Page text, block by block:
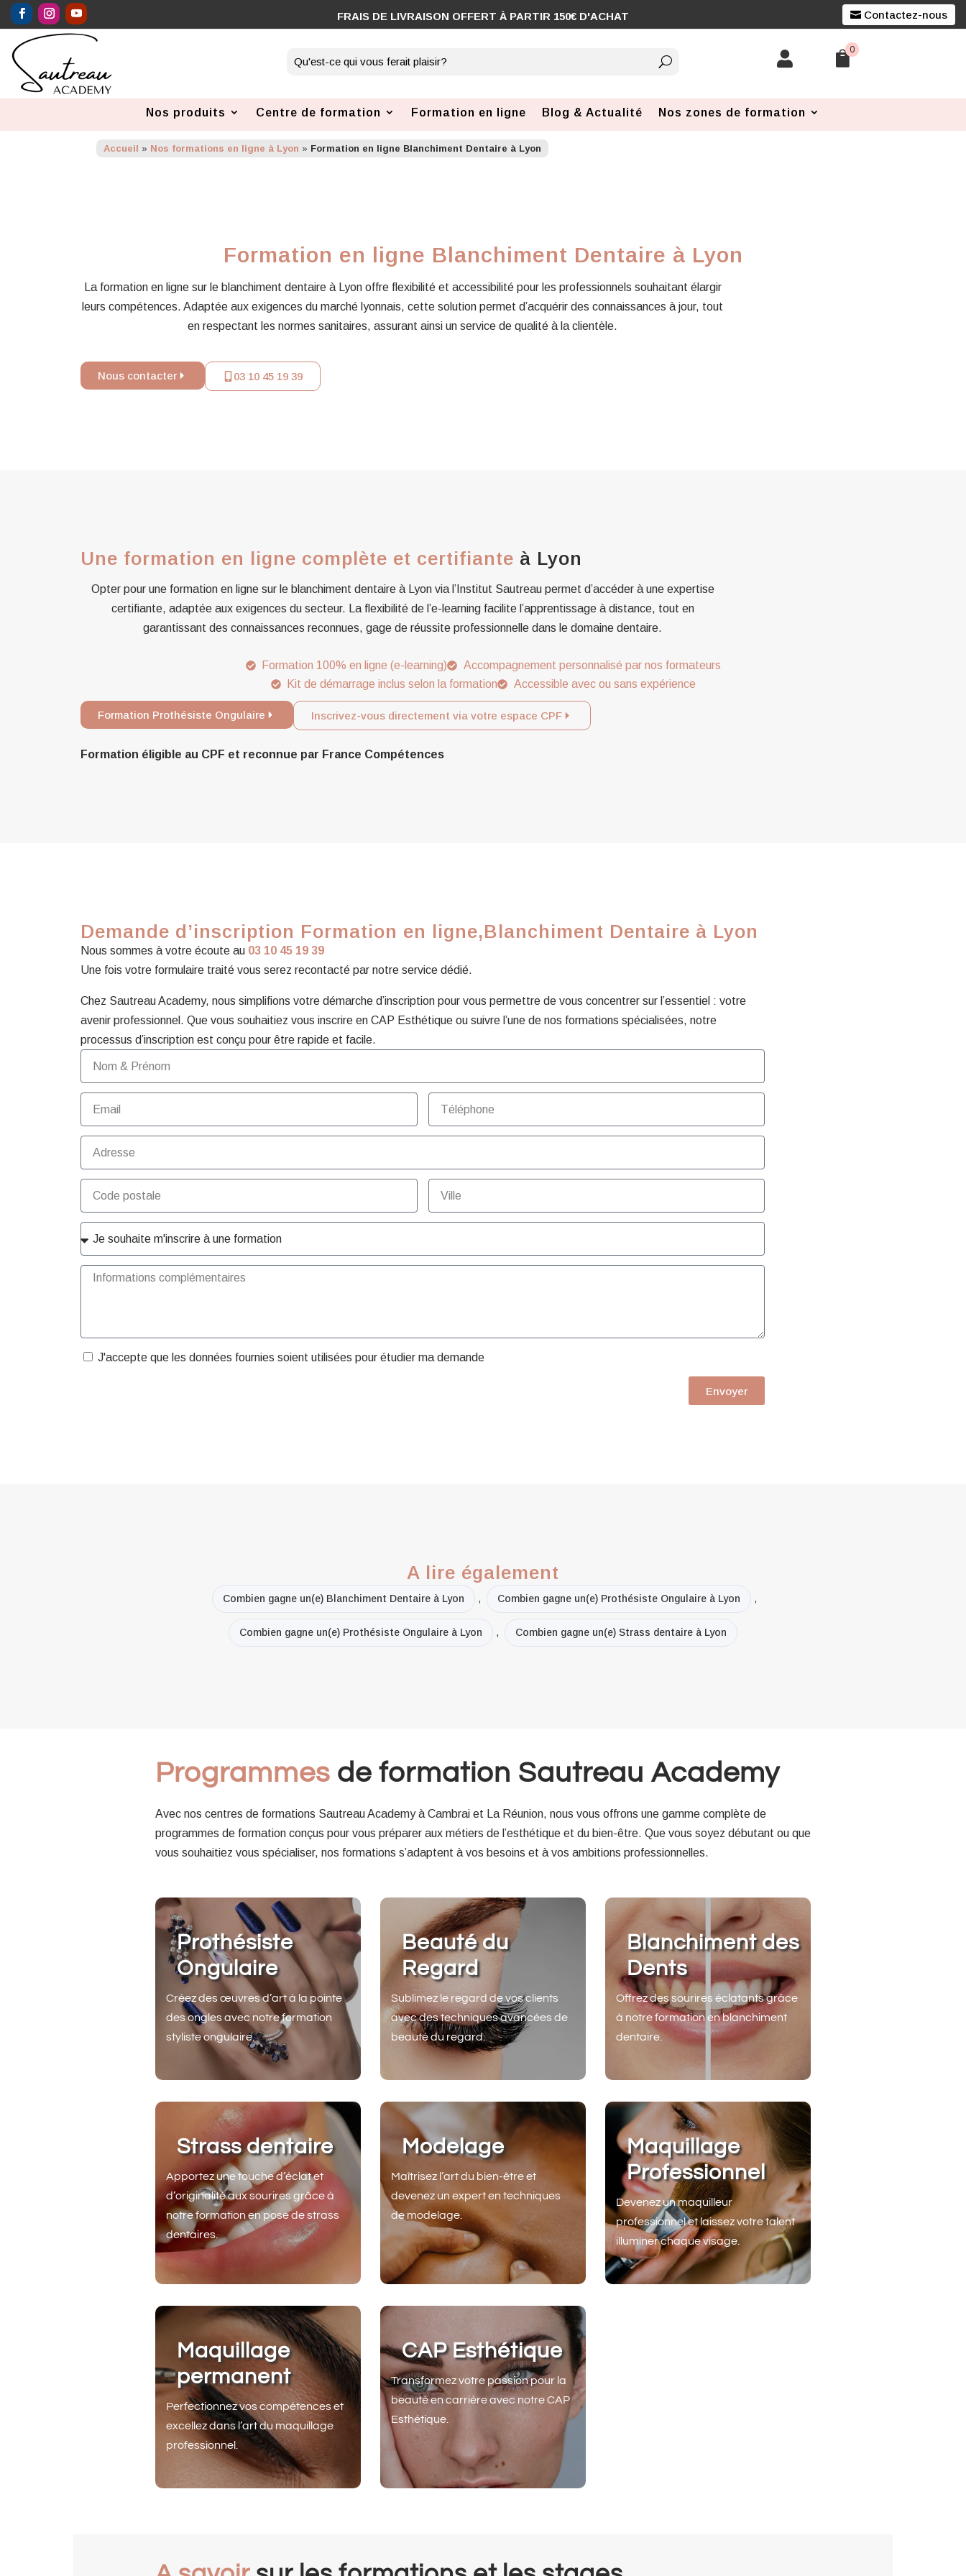
COMMANDE AVANT 12H, EXPÉDIÉE SOUS 48H Contactez-nous
 0
Nos produits Centre de formation Formation en ligne Blog & Actualité Nos zones de formation
Accueil » Nos formations en ligne à Lyon » Formation en ligne Blanchiment Dentaire à Lyon
Formation en ligne Blanchiment Dentaire à Lyon
La formation en ligne sur le blanchiment dentaire à Lyon offre flexibilité et accessibilité pour les professionnels souhaitant élargir
leurs compétences. Adaptée aux exigences du marché lyonnais, cette solution permet d’acquérir des connaissances à jour, tout
en respectant les normes sanitaires, assurant ainsi un service de qualité à la clientèle.
Nous contacter 03 10 45 19 39
Une formation en ligne complète et certifiante à Lyon
Opter pour une formation en ligne sur le blanchiment dentaire à Lyon via l’Institut Sautreau permet d’accéder à une expertise
certifiante, adaptée aux exigences du secteur. La flexibilité de l’e-learning facilite l’apprentissage à distance, tout en
garantissant des connaissances reconnues, gage de réussite professionnelle dans le domaine dentaire.
Formation 100% en ligne (e-learning)
Accompagnement personnalisé par nos formateurs
Kit de démarrage inclus selon la formation
Accessible avec ou sans expérience
Formation Prothésiste Ongulaire Inscrivez-vous directement via votre espace CPF
Formation éligible au CPF et reconnue par France Compétences
Demande d’inscription Formation en ligne,Blanchiment Dentaire à Lyon
Nous sommes à votre écoute au 03 10 45 19 39
Une fois votre formulaire traité vous serez recontacté par notre service dédié.
Chez Sautreau Academy, nous simplifions votre démarche d’inscription pour vous permettre de vous concentrer sur l’essentiel : votre
avenir professionnel. Que vous souhaitiez vous inscrire en CAP Esthétique ou suivre l’une de nos formations spécialisées, notre
processus d’inscription est conçu pour être rapide et facile.
J'accepte que les données fournies soient utilisées pour étudier ma demande
Envoyer
A lire également
Combien gagne un(e) Blanchiment Dentaire à Lyon , Combien gagne un(e) Prothésiste Ongulaire à Lyon ,
Combien gagne un(e) Prothésiste Ongulaire à Lyon , Combien gagne un(e) Strass dentaire à Lyon
Programmes de formation Sautreau Academy
Avec nos centres de formations Sautreau Academy à Cambrai et La Réunion, nous vous offrons une gamme complète de
programmes de formation conçus pour vous préparer aux métiers de l’esthétique et du bien-être. Que vous soyez débutant ou que
vous souhaitiez vous spécialiser, nos formations s’adaptent à vos besoins et à vos ambitions professionnelles.
Prothésiste
Ongulaire
Créez des œuvres d’art à la pointe
des ongles avec notre formation
styliste ongulaire.
Beauté du
Regard
Sublimez le regard de vos clients
avec des techniques avancées de
beauté du regard.
Blanchiment des
Dents
Offrez des sourires éclatants grâce
à notre formation en blanchiment
dentaire.
Strass dentaire
Apportez une touche d’éclat et
d’originalité aux sourires grâce à
notre formation en pose de strass
dentaires.
Modelage
Maîtrisez l’art du bien-être et
devenez un expert en techniques
de modelage.
Maquillage
Professionnel
Devenez un maquilleur
professionnel et laissez votre talent
illuminer chaque visage.
Maquillage
permanent
Perfectionnez vos compétences et
excellez dans l’art du maquillage
professionnel.
CAP Esthétique
Transformez votre passion pour la
beauté en carrière avec notre CAP
Esthétique.